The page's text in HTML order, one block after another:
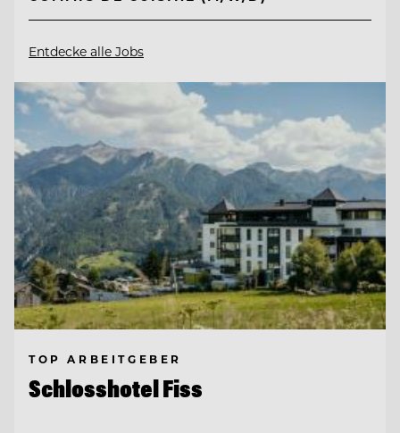
Entdecke alle Jobs
TOP ARBEITGEBER
Schlosshotel Fiss